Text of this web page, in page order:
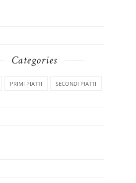
Categories
PRIMI PIATTI SECONDI PIATTI